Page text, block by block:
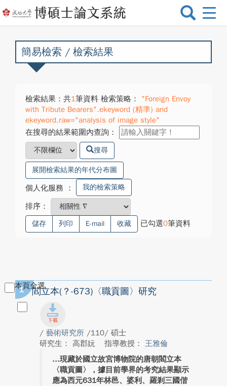
選
換
簡易檢索 / 檢索結果
檢索結果：共1筆資料 檢索策略：
"Foreign Envoy
with Tribute Bearers".ekeyword (精準) and
ekeyword.raw="analysis of image style"
在搜尋的結果範圍內查詢：
搜尋
展開檢索結果的年代分布圖
個人化服務 ： 我的檢索策略
排序：
儲存 列印 E-mail 收藏 已勾選0筆資料
本頁全選
1 閻立本(？-673)〈職貢圖〉研究
/ 藝術研究所 /110/ 碩士
研究生： 高郡妧
指導教授： 王雅倫
現藏於國立故宮博物院的唐朝閻立本
〈職貢圖〉，據目前學界的考究結果顯示
應為西元631年林邑、婆利、羅剎三國偕